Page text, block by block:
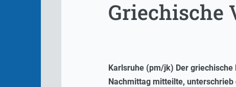
Griechische
Karlsruhe (pm/jk) Der
Nachmittag mitteilte,